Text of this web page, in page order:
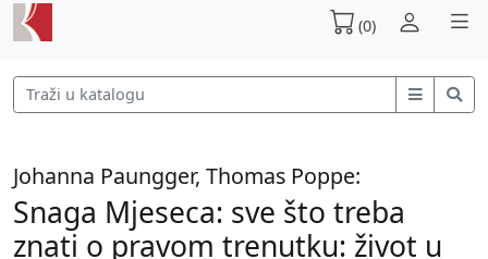
(0)
Johanna Paungger, Thomas Poppe:
Snaga Mjeseca: sve što treba
znati o pravom trenutku: život u